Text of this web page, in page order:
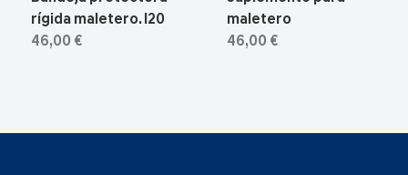
rígida maletero. I20
46,00 €
maletero
46,00 €